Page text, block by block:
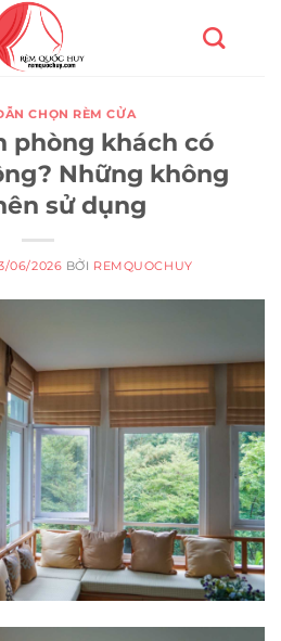
CHỌN RÈM CỬA
phòng khách có
Những không
sử dụng
06/2026 BỞI REMQUOCHUY